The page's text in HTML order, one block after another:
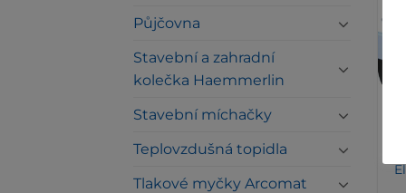
Půjčovna
Stavební a zahradní
kolečka Haemmerlin
Stavební míchačky
Teplovzdušná topidla
Tlakové myčky Arcomat